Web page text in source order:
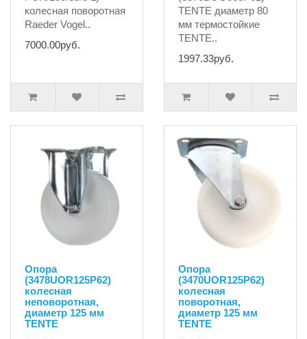
колесная поворотная
Raeder Vogel..
7000.00руб.
TENTE диаметр 80
мм термостойкие
TENTE..
1997.33руб.
Опора
(3478UOR125P62)
колесная
неповоротная,
диаметр 125 мм
TENTE
Опора
(3470UOR125P62)
колесная
поворотная,
диаметр 125 мм
TENTE